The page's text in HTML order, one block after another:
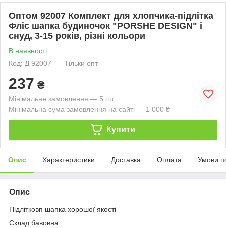
Оптом 92007 Комплект для хлопчика-підлітка
Фліс шапка будиночок "PORSHE DESIGN" і
снуд, 3-15 років, різні кольори
В наявності
Код: Д 92007
Тільки опт
237 ₴
Мінімальне замовлення — 5 шт.
Мінімальна сума замовлення на сайті — 1 000 ₴
Купити
Опис Характеристики Доставка Оплата Умови
Опис
Підлітковп шапка хорошої якості
Склад бавовна